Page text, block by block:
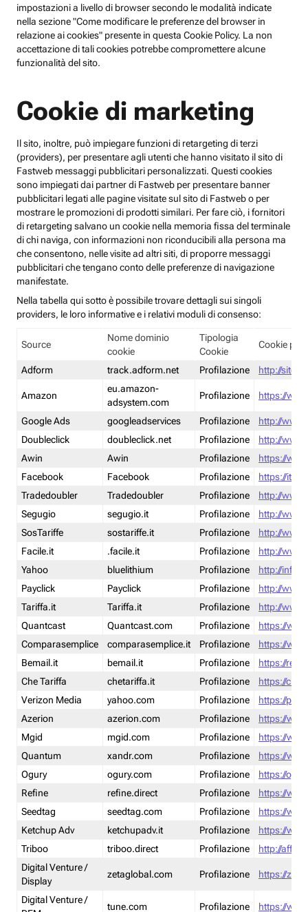
impostazioni a livello di browser secondo le modalità indicate
nella sezione "Come modificare le preferenze del browser in
relazione ai cookies" presente in questa Cookie Policy. La non
accettazione di tali cookies potrebbe compromettere alcune
funzionalità del sito.
Cookie di marketing
Il sito, inoltre, può impiegare funzioni di retargeting di terzi
(providers), per presentare agli utenti che hanno visitato il sito di
Fastweb messaggi pubblicitari personalizzati. Questi cookies
sono impiegati dai partner di Fastweb per presentare banner
pubblicitari legati alle pagine visitate sul sito di Fastweb o per
mostrare le promozioni di prodotti similari. Per fare ciò, i fornitori
di retargeting salvano un cookie nella memoria fissa del terminale
di chi naviga, con informazioni non riconducibili alla persona ma
che consentono, nelle visite ad altri siti, di proporre messaggi
pubblicitari che tengano conto delle preferenze di navigazione
manifestate.
Nella tabella qui sotto è possibile trovare dettagli sui singoli
providers, le loro informative e i relativi moduli di consenso:
Source
Nome dominio
cookie
Tipologia
Cookie
Cookie
Adform track.adform.net Profilazione http://
Amazon
eu.amazon-
adsystem.com
Profilazione https://
Google Ads googleadservices Profilazione
http://
Doubleclick
doubleclick.net Profilazione
http://
Awin
Awin Profilazione
https://
Facebook
Facebook Profilazione
https://it-
Tradedoubler
Tradedoubler Profilazione
http://
Segugio
segugio.it Profilazione
http://
SosTariffe
sostariffe.it Profilazione
http://
Facile.it
.facile.it Profilazione
http://
Yahoo
bluelithium Profilazione
http://
Payclick
Payclick Profilazione
http://
Tariffa.it
Tariffa.it Profilazione
http://
Quantcast
Quantcast.com Profilazione
https://
Comparasemplice
comparasemplice.it Profilazione
https://
Bemail.it
bemail.it Profilazione
https://
Che Tariffa
chetariffa.it Profilazione
https://
Verizon Media
yahoo.com Profilazione
https://
Azerion
azerion.com Profilazione
https://
Mgid
mgid.com Profilazione
https://
Quantum
xandr.com Profilazione
https://
Ogury
ogury.com Profilazione
https://
Refine
refine.direct Profilazione
https://
Seedtag
seedtag.com Profilazione
https://
Ketchup Adv
ketchupadv.it Profilazione
https://
Triboo
triboo.direct Profilazione
http://
Digital Venture /
Display
zetaglobal.com Profilazione https://
Digital Venture /
tune.com Profilazione https://